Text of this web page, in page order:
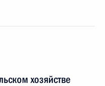
хозяйстве